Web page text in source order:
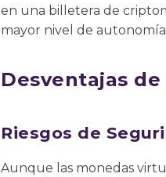
en una billetera de
mayor nivel de
Desventajas
Riesgos de
Aunque las monedas